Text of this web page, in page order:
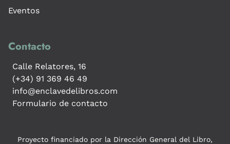
Eventos
Contacto
Calle Relatores, 16
(+34) 91 369 46 49
info@enclavedelibros.com
Formulario de contacto
Proyecto financiado por la Dirección General del Libro,